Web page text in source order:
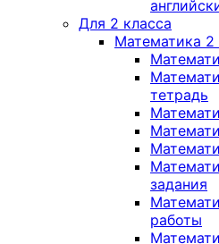
Для 2 класса
Математика 2
тетрадь
задания
работы